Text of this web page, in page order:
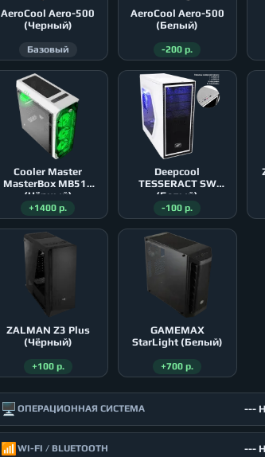
AeroСool Aero-500
(Черный)
Базовый
AeroСool Aero-500
(Белый)
-200 р.
Cooler Master
MasterBox MB511
(Чёрный)
+1400 р.
Deepcool
TESSERACT SW
(Белый)
-100 р.
ZALMAN Z3 Plus
(Чёрный)
+100 р.
GAMEMAX
StarLight (Белый)
+700 р.
🖥️ ОПЕРАЦИОННАЯ СИСТЕМА ---
📶 WI-FI / BLUETOOTH ---